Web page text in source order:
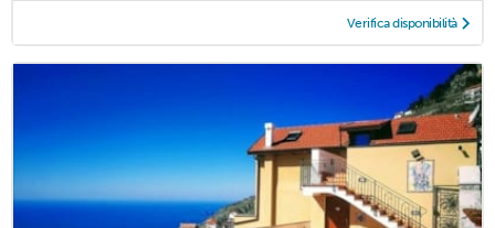
Verifica disponibilità